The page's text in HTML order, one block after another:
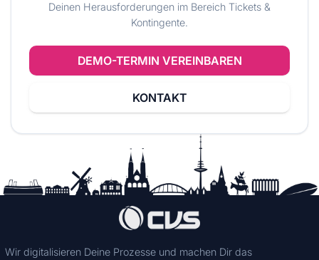
Deinen Herausforderungen im Bereich Tickets &
Kontingente.
DEMO-TERMIN VEREINBAREN
KONTAKT
Wir digitalisieren Deine Prozesse und machen Dir das